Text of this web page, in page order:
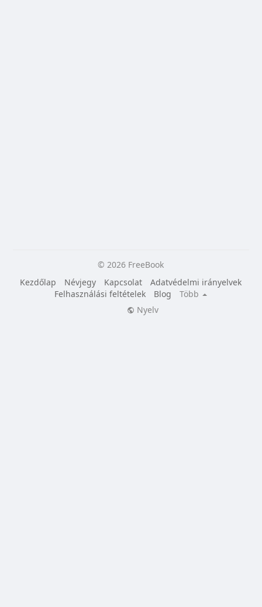
© 2026 FreeBook
Kezdőlap
Névjegy Kapcsolat
Adatvédelmi irányelvek
Felhasználási feltételek
Blog
Több
Nyelv